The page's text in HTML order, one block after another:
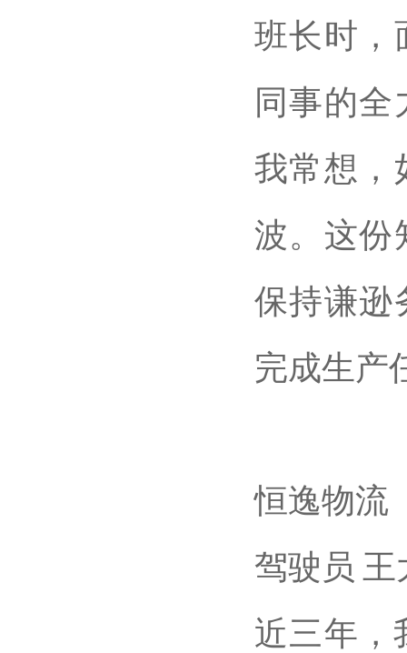
班长时，
同事的
我常想，
波。这份
保持谦逊
完成生产
恒逸物流
驾驶员 王
近三年，